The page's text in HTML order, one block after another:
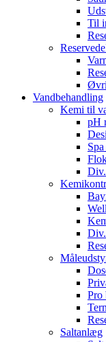
Til
Vandbehandling
Kemi til
pH
Pro
Saltanlæg